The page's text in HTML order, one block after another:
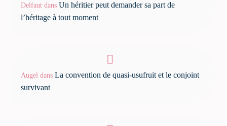
Delfaut dans Un héritier peut demander sa part de
l’héritage à tout moment
Augel dans La convention de quasi-usufruit et le conjoint
survivant